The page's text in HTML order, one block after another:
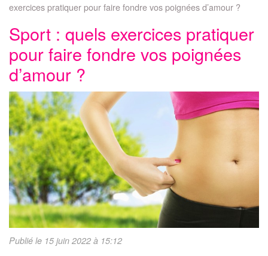
exercices pratiquer pour faire fondre vos poignées d’amour ?
Sport : quels exercices pratiquer
pour faire fondre vos poignées
d’amour ?
Publié le 15 juin 2022 à 15:12